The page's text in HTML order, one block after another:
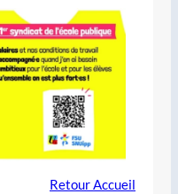
Retour Accueil